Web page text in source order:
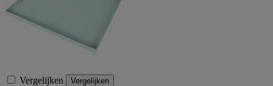
Vergelijken Vergelijken